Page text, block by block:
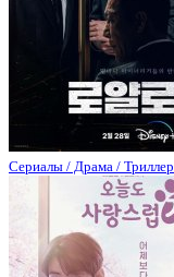
Сериалы / Драма / Триллер